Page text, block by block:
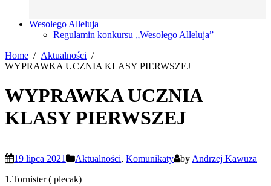
Wesołego Alleluja
Regulamin konkursu „Wesołego Alleluja”
Home
Aktualności
WYPRAWKA UCZNIA KLASY PIERWSZEJ
WYPRAWKA UCZNIA
KLASY PIERWSZEJ
19 lipca 2021 Aktualności, Komunikaty by Andrzej Kawuza
1.Tornister ( plecak)